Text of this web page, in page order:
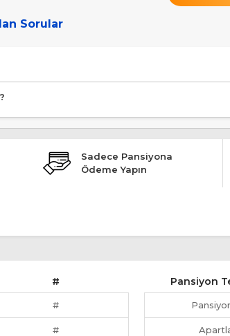
Sorular
"Denize Sıfır, Özel Plaj, Markete Yakın, Klimalı,
Sadece Pansiyona
Ödeme Yapın
#
#
#
Pansiyon